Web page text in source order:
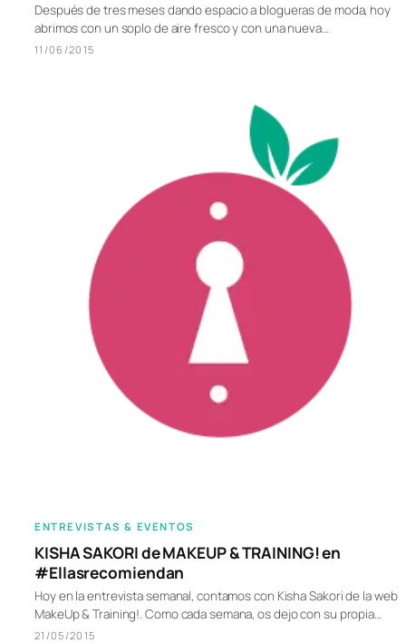
Después de tres meses dando espacio a blogueras de moda, hoy
abrimos con un soplo de aire fresco y con una nueva…
11/06/2015
ENTREVISTAS & EVENTOS
KISHA SAKORI de MAKEUP & TRAINING! en
#Ellasrecomiendan
Hoy en la entrevista semanal, contamos con Kisha Sakori de la web
MakeUp & Training!. Como cada semana, os dejo con su propia…
21/05/2015